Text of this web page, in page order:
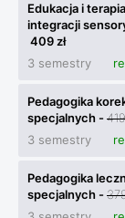
Edukacja i
integracji
409 zł
3 semestry
Pedagogika
specjalnych -
3 semestry
Pedagogika
specjalnych -